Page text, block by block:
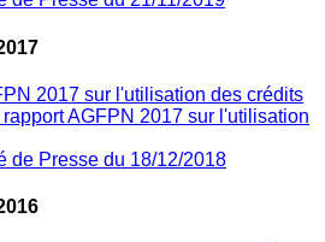
2017 sur l'utilisation des crédits
AGFPN 2017 sur l'utilisation
de Presse du 18/12/2018